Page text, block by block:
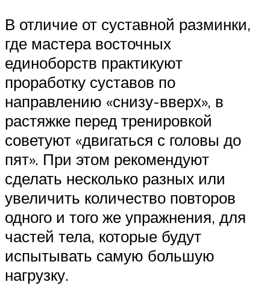
В отличие от суставной разминки,
где мастера восточных
единоборств практикуют
проработку суставов по
направлению «снизу-вверх», в
растяжке перед тренировкой
советуют «двигаться с головы до
пят». При этом рекомендуют
сделать несколько разных или
увеличить количество повторов
одного и того же упражнения, для
частей тела, которые будут
испытывать самую большую
нагрузку.